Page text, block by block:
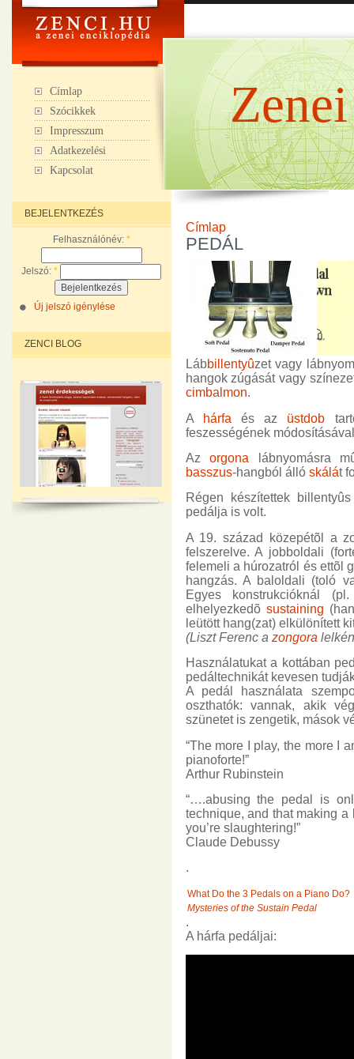
Címlap
Szócikkek
Impresszum
Adatkezelési
Kapcsolat
BEJELENTKEZÉS
Felhasználónév: *
Jelszó: *
Új jelszó igénylése
ZENCI BLOG
Címlap
PEDÁL
Lábbillentyûzet vagy
hangok zúgását vagy
cimbalmon.
A
hárfa és az üstdob
feszességének
Azorgona lábnyomásra
basszus-hangból álló skálát
Régen készítettek
pedálja is volt.
A 19. század közepétõl a
felszerelve. A jobboldali
felemeli a húrozatról és ettõl
hangzás. A baloldali (toló
Egyes konstrukcióknál
elhelyezkedõ sustaining
leütött hang(zat) elkülönített
(Liszt Ferenc a zongora
Használatukat a kottában
pedáltechnikát kevesen
A pedál használata
oszthatók: vannak, akik
szünetet is zengetik, mások
“The more I play, the more I
pianoforte!”
Arthur Rubinstein
“….abusing the pedal is
technique, and that making
you’re slaughtering!”
Claude Debussy
.
What Do the 3 Pedals on a Piano Do?
Mysteries of the Sustain Pedal
.
A hárfa pedáljai: